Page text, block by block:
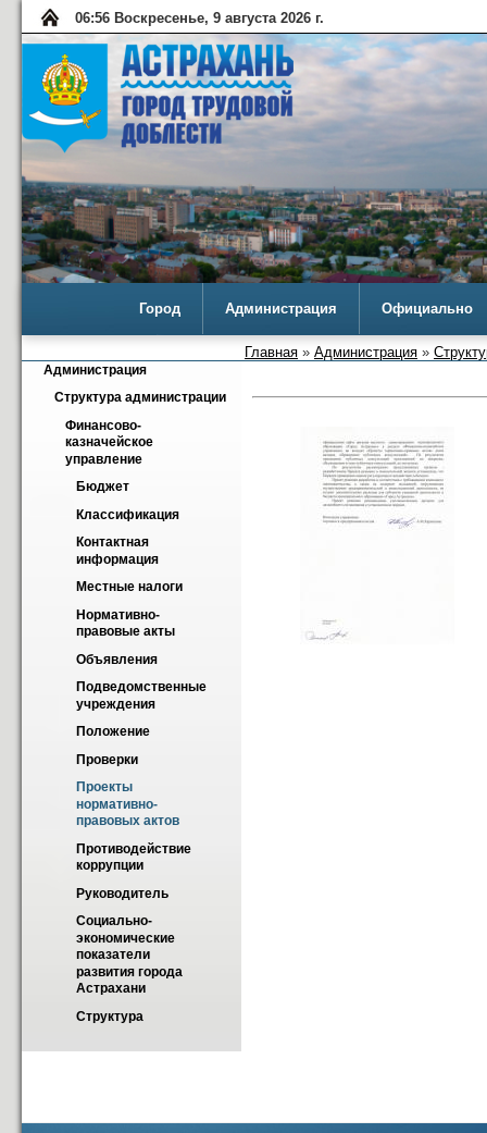
06:56 Воскресенье, 9 августа 2026 г.
Город Администрация Официально
Главная » Администрация »
Администрация
Структура администрации
Финансово-
казначейское
управление
Бюджет
Классификация
Контактная
информация
Местные налоги
Нормативно-
правовые акты
Объявления
Подведомственные
учреждения
Положение
Проверки
Проекты
нормативно-
правовых актов
Противодействие
коррупции
Руководитель
Социально-
экономические
показатели
развития города
Астрахани
Структура